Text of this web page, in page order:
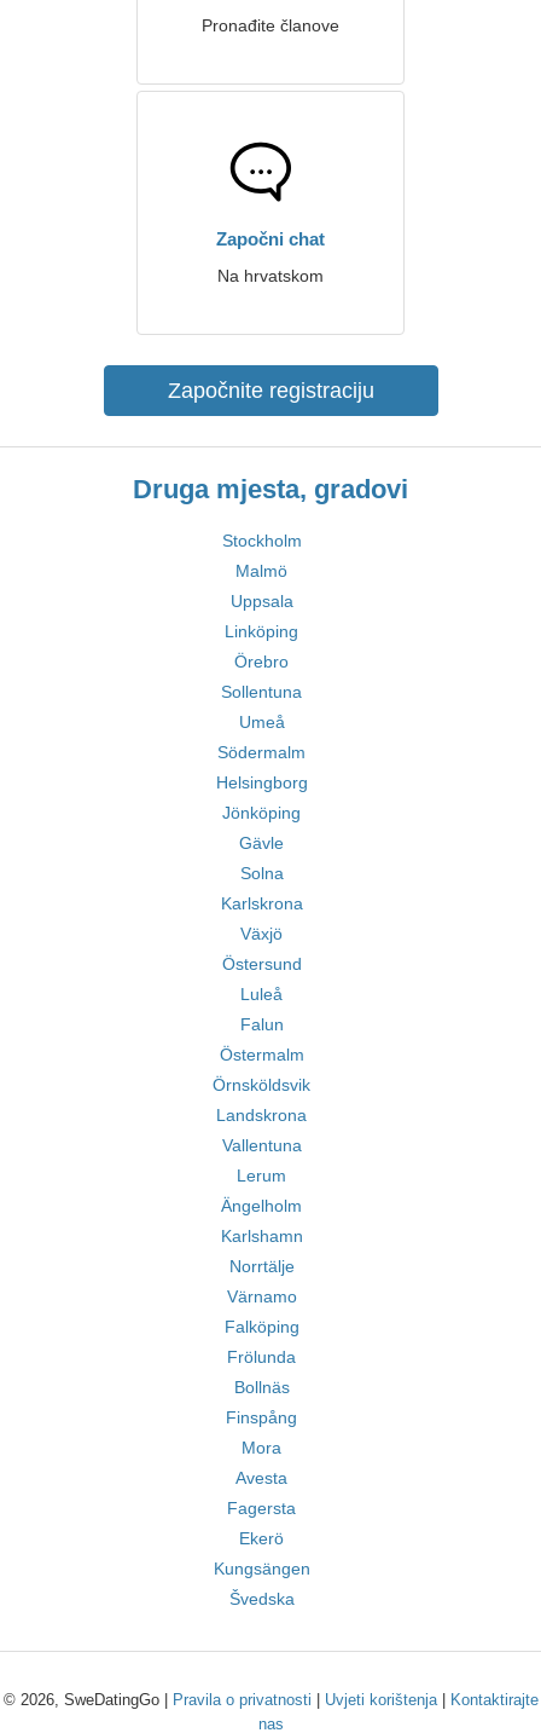
Pronađite članove
Započni chat
Na hrvatskom
Započnite registraciju
Druga mjesta, gradovi
Stockholm
Malmö
Uppsala
Linköping
Örebro
Sollentuna
Umeå
Södermalm
Helsingborg
Jönköping
Gävle
Solna
Karlskrona
Växjö
Östersund
Luleå
Falun
Östermalm
Örnsköldsvik
Landskrona
Vallentuna
Lerum
Ängelholm
Karlshamn
Norrtälje
Värnamo
Falköping
Frölunda
Bollnäs
Finspång
Mora
Avesta
Fagersta
Ekerö
Kungsängen
Švedska
© 2026, SweDatingGo | Pravila o privatnosti Uvjeti korištenja|
Kontaktirajte
nas